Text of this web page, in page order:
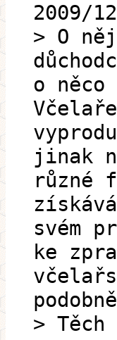
2009/
> O
o
jinak
různé
svém
ke
podobně
>